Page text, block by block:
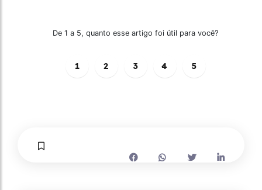
De 1 a 5, quanto esse artigo foi útil para você?
1 2 3 4 5